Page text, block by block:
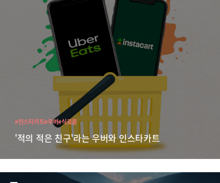
'적의 적은 친구'라는 우버와 인스타카트
#인스타카트#우버#식료품